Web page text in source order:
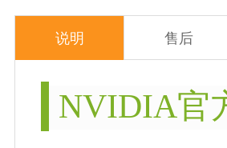
说明 售后
NVIDIA官